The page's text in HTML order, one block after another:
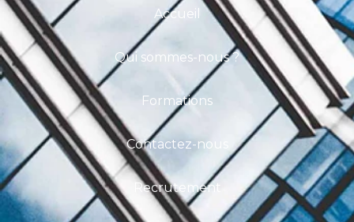
Accueil
Qui sommes-nous ?
Formations
Contactez-nous
Recrutement